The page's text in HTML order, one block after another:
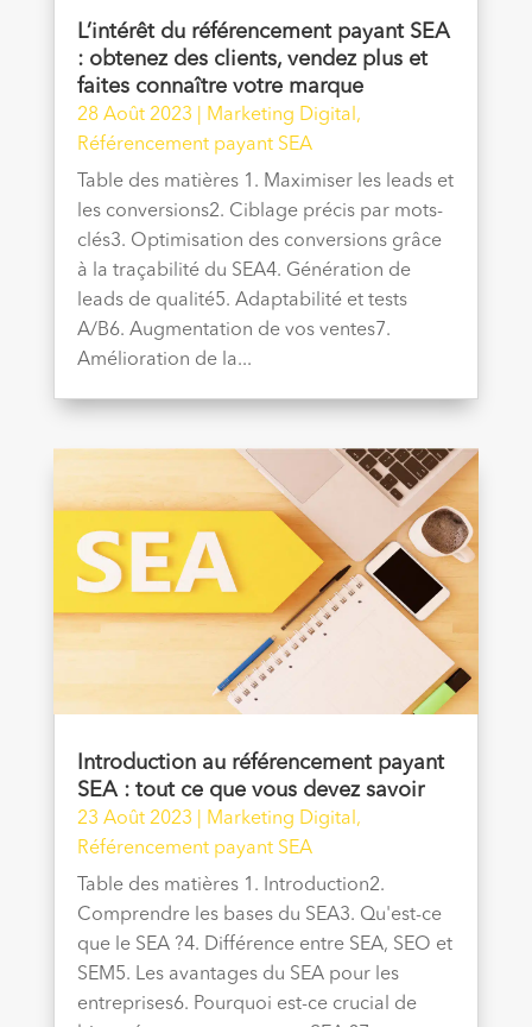
L’intérêt du référencement payant SEA
: obtenez des clients, vendez plus et
faites connaître votre marque
28 Août 2023 Marketing Digital ,
Référencement payant SEA
Table des matières 1. Maximiser les leads et
les conversions2. Ciblage précis par mots-
clés3. Optimisation des conversions grâce
à la traçabilité du SEA4. Génération de
leads de qualité5. Adaptabilité et tests
A/B6. Augmentation de vos ventes7.
Amélioration de la...
Introduction au référencement payant
SEA : tout ce que vous devez savoir
23 Août 2023 Marketing Digital,
Référencement payant SEA
Table des matières 1. Introduction2.
Comprendre les bases du SEA3. Qu'est-ce
que le SEA ?4. Différence entre SEA, SEO et
SEM5. Les avantages du SEA pour les
entreprises6. Pourquoi est-ce crucial de